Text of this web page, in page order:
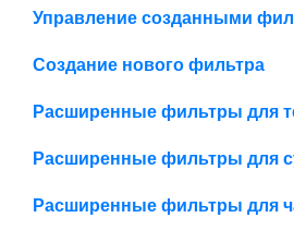
Управление созданными
Создание нового фильтра
Расширенные фильтры для
Расширенные фильтры для
Расширенные фильтры для